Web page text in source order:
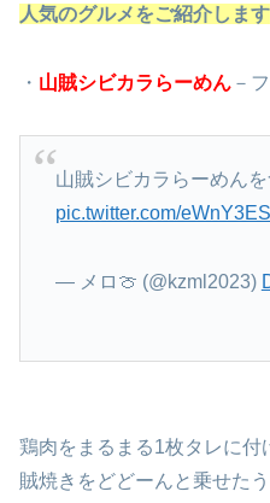
人気のグルメをご紹介します
・ 山賊シビカラらーめん －
山賊シビカラらーめん
pic.twitter.com/
— メロ🍈 (@kzml2023)
鶏肉をまるまる1枚タレに付
賊焼きをどどーんと乗せたう